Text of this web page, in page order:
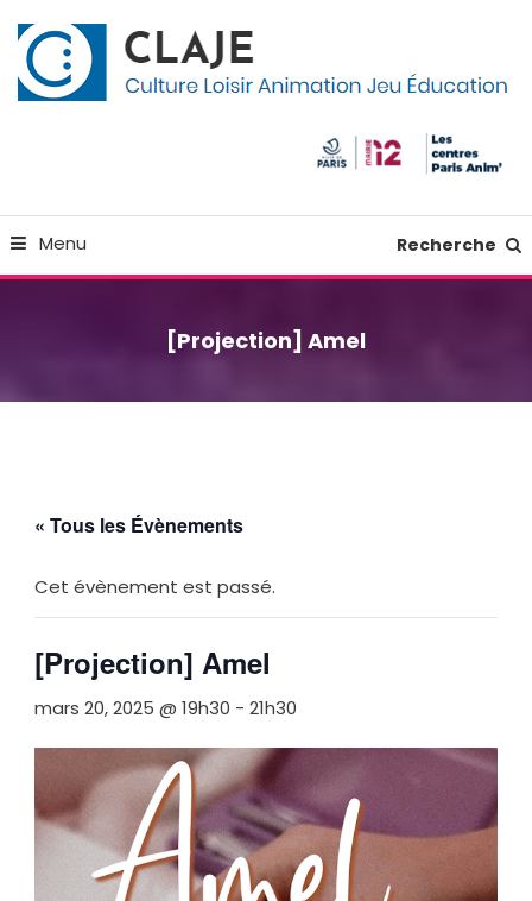
To
Content
Menu Recherche
[Projection] Amel
« Tous les Évènements
Cet évènement est passé.
[Projection] Amel
mars 20, 2025 @ 19h30 - 21h30